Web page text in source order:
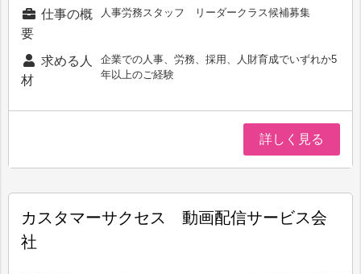
仕事の概
要
人事労務スタッフ リーダークラス候補募集
求める人
材
企業での人事、労務、採用、人財育成でいずれか5
年以上のご経験
詳しく見る
カスタマーサクセス 動画配信サービス会
社